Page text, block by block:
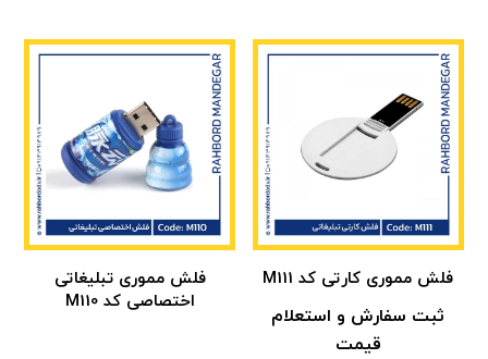
فلش مموری کارتی کد M111
ثبت سفارش و استعلام
قیمت
فلش مموری تبلیغاتی
اختصاصی کد M110